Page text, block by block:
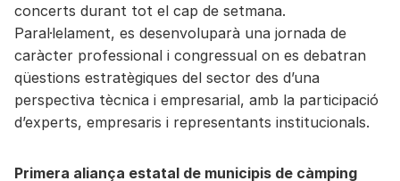
concerts durant tot el cap de setmana.
Paral·lelament, es desenvoluparà una jornada de
caràcter professional i congressual on es debatran
qüestions estratègiques del sector des d’una
perspectiva tècnica i empresarial, amb la participació
d’experts, empresaris i representants institucionals.
Primera aliança estatal de municipis de càmping